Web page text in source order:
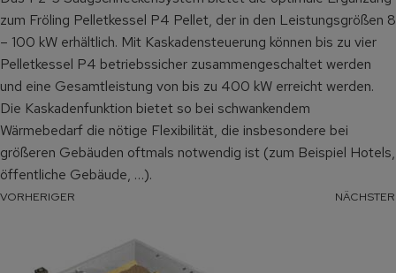
zum Fröling Pelletkessel P4 Pellet, der in den Leistungsgrößen 8
– 100 kW erhältlich. Mit Kaskadensteuerung können bis zu vier
Pelletkessel P4 betriebssicher zusammengeschaltet werden
und eine Gesamtleistung von bis zu 400 kW erreicht werden.
Die Kaskadenfunktion bietet so bei schwankendem
Wärmebedarf die nötige Flexibilität, die insbesondere bei
größeren Gebäuden oftmals notwendig ist (zum Beispiel Hotels,
öffentliche Gebäude, …).
VORHERIGER NÄCHSTER